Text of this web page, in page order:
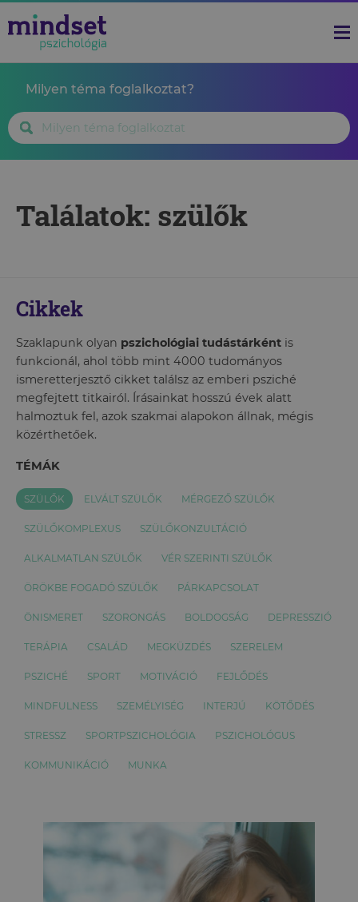
Milyen téma foglalkoztat?
Találatok: szülők
Cikkek
Szaklapunk olyan pszichológiai tudástárként is
funkcionál, ahol több mint 4000 tudományos
ismeretterjesztő cikket találsz az emberi psziché
megfejtett titkairól. Írásainkat hosszú évek alatt
halmoztuk fel, azok szakmai alapokon állnak, mégis
közérthetőek.
TÉMÁK
SZÜLŐK ELVÁLT SZÜLŐK MÉRGEZŐ SZÜLŐK
SZÜLŐKOMPLEXUS SZÜLŐKONZULTÁCIÓ
ALKALMATLAN SZÜLŐK VÉR SZERINTI SZÜLŐK
ÖRÖKBE FOGADÓ SZÜLŐK PÁRKAPCSOLAT
ÖNISMERET SZORONGÁS BOLDOGSÁG DEPRESSZIÓ
TERÁPIA CSALÁD MEGKÜZDÉS SZERELEM
PSZICHÉ SPORT MOTIVÁCIÓ FEJLŐDÉS
MINDFULNESS SZEMÉLYISÉG INTERJÚ KÖTŐDÉS
STRESSZ SPORTPSZICHOLÓGIA PSZICHOLÓGUS
KOMMUNIKÁCIÓ MUNKA